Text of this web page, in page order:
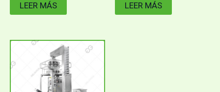
LEER MÁS
LEER MÁS